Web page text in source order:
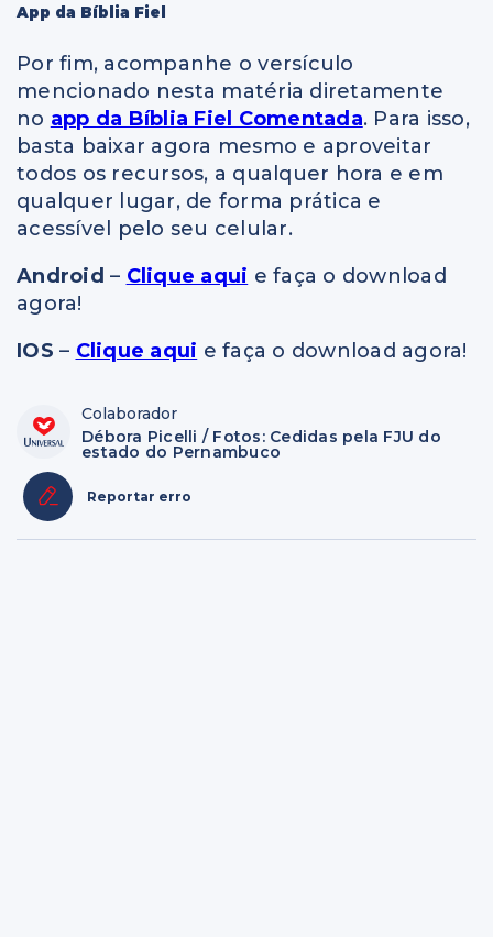
App da Bíblia Fiel
Por fim, acompanhe o versículo
mencionado nesta matéria diretamente
no app da Bíblia Fiel Comentada. Para isso,
basta baixar agora mesmo e aproveitar
todos os recursos, a qualquer hora e em
qualquer lugar, de forma prática e
acessível pelo seu celular.
Android – Clique aqui e faça o download
agora!
IOS – Clique aqui e faça o download agora!
Colaborador
Débora Picelli / Fotos: Cedidas pela FJU do
estado do Pernambuco
Reportar erro